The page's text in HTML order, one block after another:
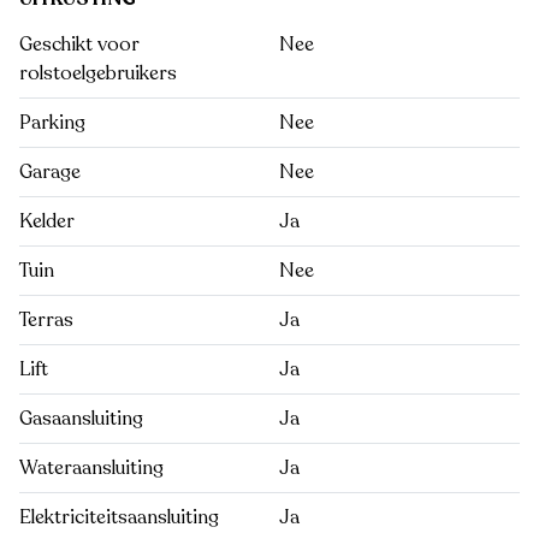
Geschikt voor
rolstoelgebruikers
Nee
Parking
Nee
Garage
Nee
Kelder
Ja
Tuin
Nee
Terras
Ja
Lift
Ja
Gasaansluiting
Ja
Wateraansluiting
Ja
Elektriciteitsaansluiting
Ja